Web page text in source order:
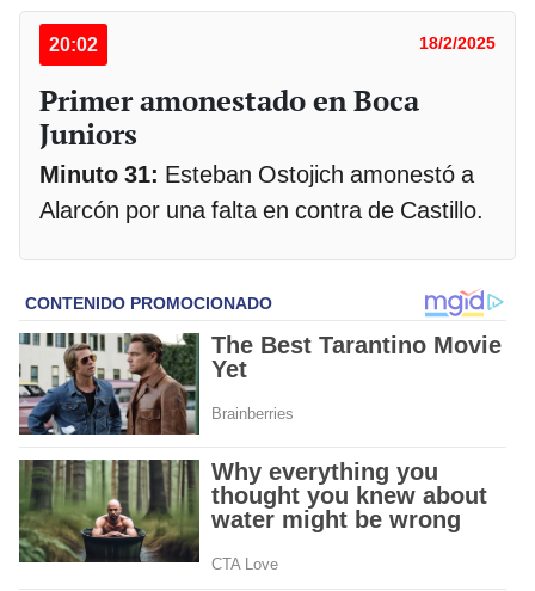
20:02 18/2/2025
Primer amonestado en Boca
Juniors
Minuto 31: Esteban Ostojich amonestó a
Alarcón por una falta en contra de Castillo.